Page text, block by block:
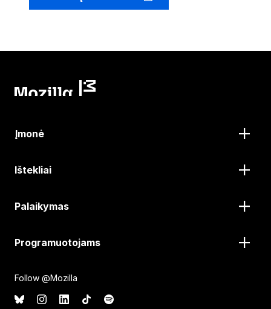
Įmonė
Ištekliai
Palaikymas
Programuotojams
Follow @Mozilla